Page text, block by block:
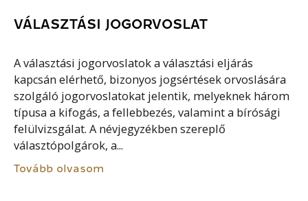
VÁLASZTÁSI JOGORVOSLAT
A választási jogorvoslatok a választási eljárás
kapcsán elérhető, bizonyos jogsértések orvoslására
szolgáló jogorvoslatokat jelentik, melyeknek három
típusa a kifogás, a fellebbezés, valamint a bírósági
felülvizsgálat. A névjegyzékben szereplő
választópolgárok, a...
Tovább olvasom